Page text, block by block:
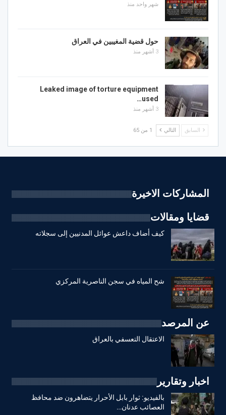
شهر واحد منذ
حول قضية المغيبين في العراق
3 أشهر منذ
Leaked image of torture equipment
used…
3 أشهر منذ
السابق التالي 1 من 65
المشاركات الاخيرة
قضايا ومقالات
كيف أضاف داعش عوائل المدنيين إلى سجلاته
شح المياه في سجن الناصرية المركزي
عن المرصد
الاعتقال التعسفي بالعراق
اخبار وتقارير
بالفيديو: ثوار بابل الأحرار يتضاهرون ضد محافظ
العصائب عدنان…